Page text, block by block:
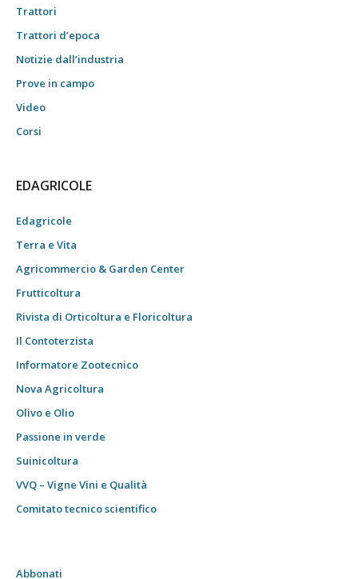
Trattori
Trattori d’epoca
Notizie dall’industria
Prove in campo
Video
Corsi
EDAGRICOLE
Edagricole
Terra e Vita
Agricommercio & Garden Center
Frutticoltura
Rivista di Orticoltura e Floricoltura
Il Contoterzista
Informatore Zootecnico
Nova Agricoltura
Olivo e Olio
Passione in verde
Suinicoltura
VVQ – Vigne Vini e Qualità
Comitato tecnico scientifico
Abbonati